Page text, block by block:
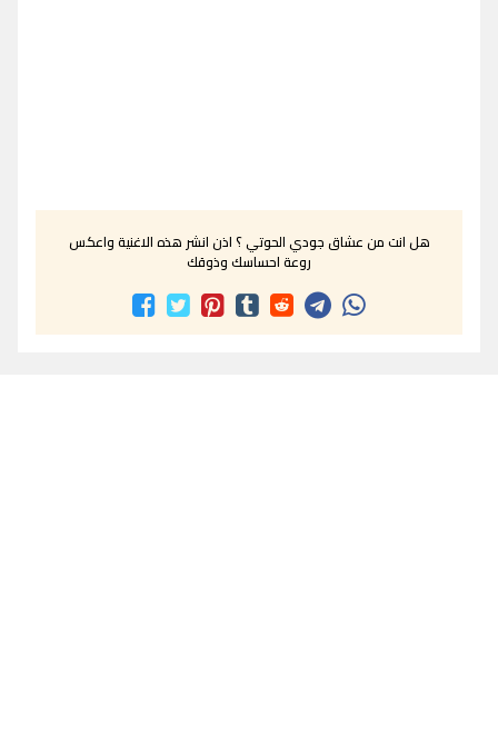
هل انت من عشاق جودي الحوتي ؟ اذن انشر هذه الاغنية واعكس
روعة احساسك وذوقك